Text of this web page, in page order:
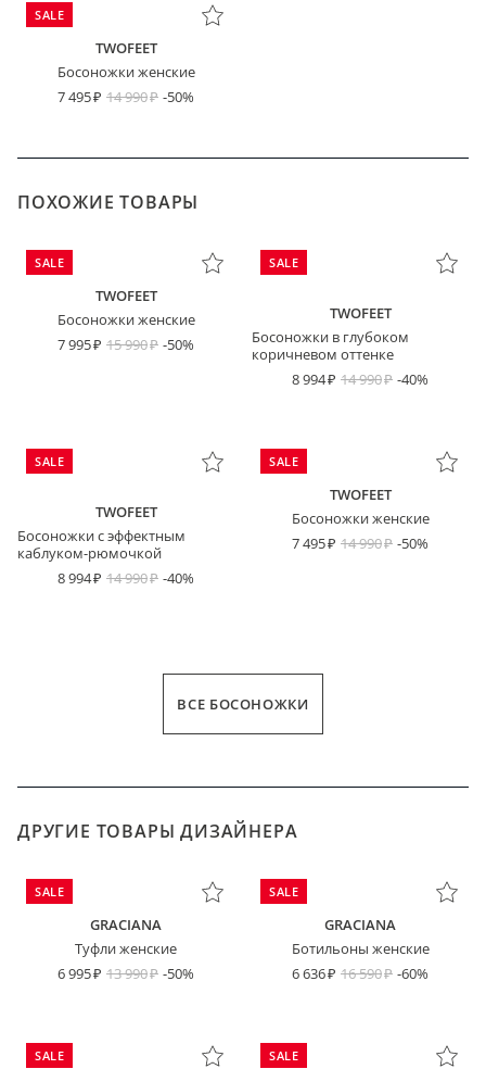
SALE
TWOFEET
Босоножки женские
7 495
14 990 -50%
ПОХОЖИЕ ТОВАРЫ
SALE
TWOFEET
Босоножки женские
7 995
15 990 -50%
SALE
TWOFEET
Босоножки в глубоком
коричневом оттенке
8 994
14 990 -40%
SALE
TWOFEET
Босоножки с эффектным
каблуком-рюмочкой
8 994
14 990 -40%
SALE
TWOFEET
Босоножки женские
7 495
14 990 -50%
ВСЕ БОСОНОЖКИ
ДРУГИЕ ТОВАРЫ ДИЗАЙНЕРА
SALE
GRACIANA
Туфли женские
6 995
13 990 -50%
SALE
GRACIANA
Ботильоны женские
6 636
16 590 -60%
SALE SALE